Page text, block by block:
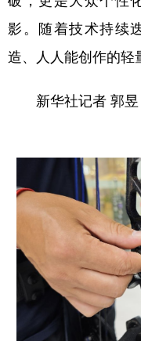
影。随着技术持续
造、人人能创作的轻
新华社记者 郭昱